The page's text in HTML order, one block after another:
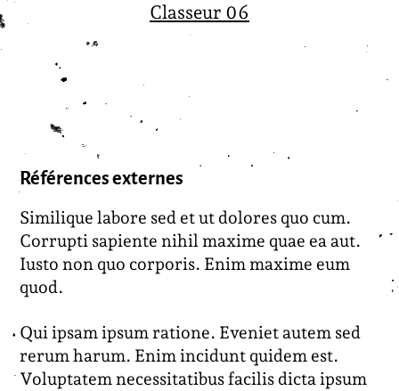
Classeur 06
Références externes
Similique labore sed et ut dolores quo cum.
Corrupti sapiente nihil maxime quae ea aut.
Iusto non quo corporis. Enim maxime eum
quod.
Qui ipsam ipsum ratione. Eveniet autem sed
rerum harum. Enim incidunt quidem est.
Voluptatem necessitatibus facilis dicta ipsum